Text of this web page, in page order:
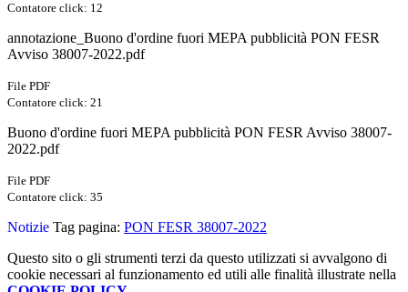
Contatore click: 12
annotazione_Buono d'ordine fuori MEPA pubblicità PON FESR
Avviso 38007-2022.pdf
File PDF
Contatore click: 21
Buono d'ordine fuori MEPA pubblicità PON FESR Avviso 38007-
2022.pdf
File PDF
Contatore click: 35
Notizie Tag pagina: PON FESR 38007-2022
Questo sito o gli strumenti terzi da questo utilizzati si avvalgono di
cookie necessari al funzionamento ed utili alle finalità illustrate nella